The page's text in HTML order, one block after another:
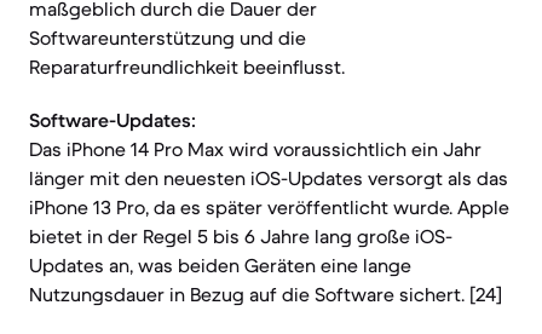
maßgeblich durch die Dauer der
Softwareunterstützung und die
Reparaturfreundlichkeit beeinflusst.
Software-Updates:
Das iPhone 14 Pro Max wird voraussichtlich ein Jahr
länger mit den neuesten iOS-Updates versorgt als das
iPhone 13 Pro, da es später veröffentlicht wurde. Apple
bietet in der Regel 5 bis 6 Jahre lang große iOS-
Updates an, was beiden Geräten eine lange
Nutzungsdauer in Bezug auf die Software sichert. [24]